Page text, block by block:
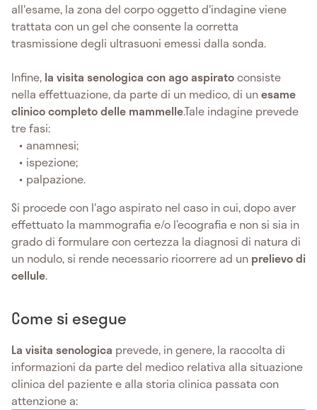
all'esame, la zona del corpo oggetto d'indagine viene
trattata con un gel che consente la corretta
trasmissione degli ultrasuoni emessi dalla sonda.
Infine, la visita senologica con ago aspiratoconsiste
nella effettuazione, da parte di un medico, di unesame
clinico completo delle mammelle.Tale indagine prevede
tre fasi:
anamnesi;
ispezione;
palpazione.
Si procede con l'ago aspirato nel caso in cui, dopo aver
effettuato la mammografia e/o l’ecografia e non si sia in
grado di formulare con certezza la diagnosi di natura di
un nodulo, si rende necessario ricorrere ad un prelievo di
cellule.
Come si esegue
La visita senologica prevede, in genere, la raccolta di
informazioni da parte del medico relativa alla situazione
clinica del paziente e alla storia clinica passata con
attenzione a: